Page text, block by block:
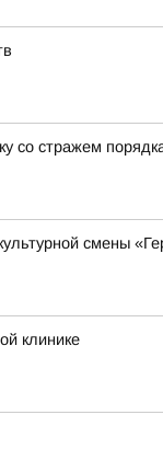
со стражем
смены
клинике